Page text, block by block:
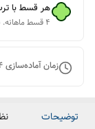
هر قسط با
۴ قسط ماهانه. بدون سود، چک و ضامن.
زمان آماده‌سازی
توضیحات